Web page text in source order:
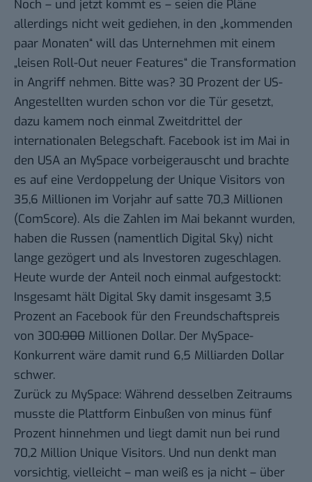
Noch – und jetzt kommt es – seien die Pläne
allerdings nicht weit gediehen, in den „kommenden
paar Monaten“ will das Unternehmen mit einem
„leisen Roll-Out neuer Features“ die Transformation
in Angriff nehmen. Bitte was? 30 Prozent der US-
Angestellten wurden schon vor die Tür gesetzt,
dazu kamem noch einmal Zweitdrittel der
internationalen Belegschaft. Facebook ist im Mai in
den USA an MySpace vorbeigerauscht und brachte
es auf eine Verdoppelung der Unique Visitors von
35,6 Millionen im Vorjahr auf satte 70,3 Millionen
(ComScore). Als die Zahlen im Mai bekannt wurden,
haben die Russen (namentlich Digital Sky) nicht
lange gezögert und als Investoren zugeschlagen.
Heute wurde der Anteil noch einmal aufgestockt:
Insgesamt hält Digital Sky damit insgesamt 3,5
Prozent an Facebook für den Freundschaftspreis
von 300.000 Millionen Dollar. Der MySpace-
Konkurrent wäre damit rund 6,5 Milliarden Dollar
schwer.
Zurück zu MySpace: Während desselben Zeitraums
musste die Plattform Einbußen von minus fünf
Prozent hinnehmen und liegt damit nun bei rund
70,2 Million Unique Visitors. Und nun denkt man
vorsichtig, vielleicht – man weiß es ja nicht – über